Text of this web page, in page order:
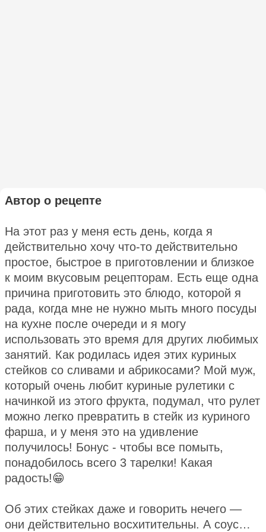
Автор о рецепте
На этот раз у меня есть день, когда я
действительно хочу что-то действительно
простое, быстрое в приготовлении и близкое
к моим вкусовым рецепторам. Есть еще одна
причина приготовить это блюдо, которой я
рада, когда мне не нужно мыть много посуды
на кухне после очереди и я могу
использовать это время для других любимых
занятий. Как родилась идея этих куриных
стейков со сливами и абрикосами? Мой муж,
который очень любит куриные рулетики с
начинкой из этого фрукта, подумал, что рулет
можно легко превратить в стейк из куриного
фарша, и у меня это на удивление
получилось! Бонус - чтобы все помыть,
понадобилось всего 3 тарелки! Какая
радость!😁
Об этих стейках даже и говорить нечего —
они действительно восхитительны. А соус…